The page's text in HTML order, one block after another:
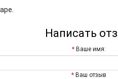
Написать
Ваше имя:
Ваш отзыв